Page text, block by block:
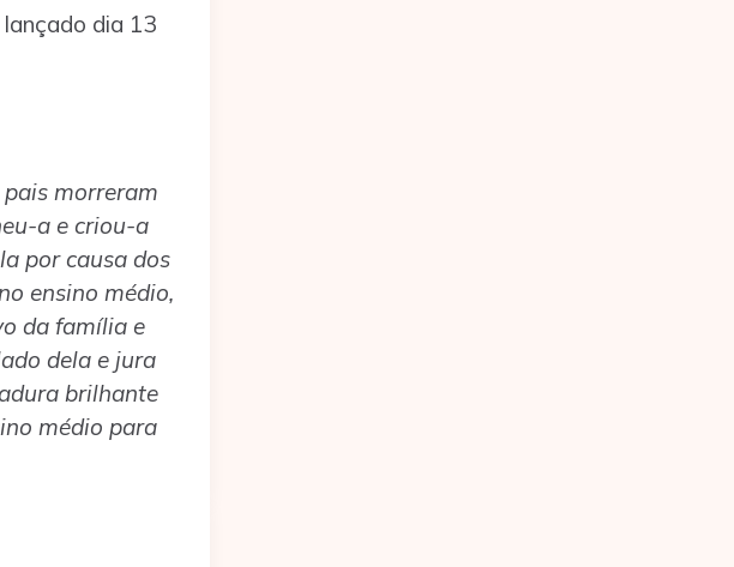
lançado dia 13
morreram
a e criou-a
por causa dos
ensino médio,
da família e
dela e jura
brilhante
médio para